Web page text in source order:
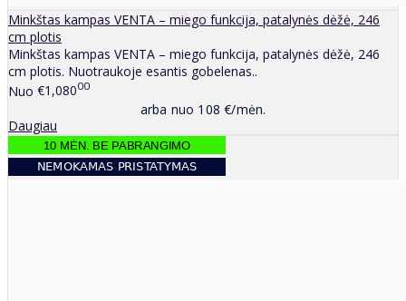
Minkštas kampas VENTA – miego funkcija, patalynės dėžė, 246
cm plotis
Minkštas kampas VENTA – miego funkcija, patalynės dėžė, 246
cm plotis. Nuotraukoje esantis gobelenas..
Nuo €1,08000
arba nuo 108 €/mėn.
Daugiau